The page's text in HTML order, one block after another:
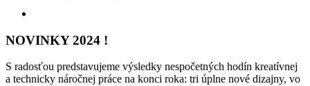
obrázok
NOVINKY 2024 !
S radosťou predstavujeme výsledky nespočetných hodín kreatívnej
a technicky náročnej práce na konci roka: tri úplne nové dizajny, vo